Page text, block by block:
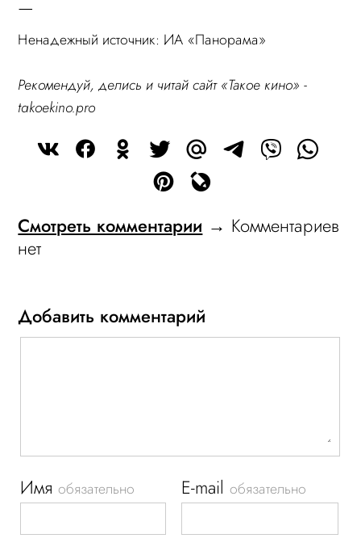
—
Ненадежный источник: ИА «Панорама»
Рекомендуй, делись и читай сайт «Такое кино» -
takoekino.pro
Смотреть комментарии → Комментариев
нет
Добавить комментарий
Имяобязательно E-mailобязательно